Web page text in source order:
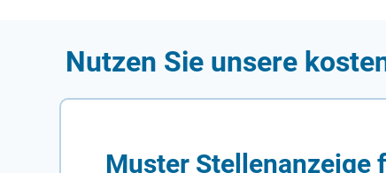
Nutzen Sie unsere
Muster